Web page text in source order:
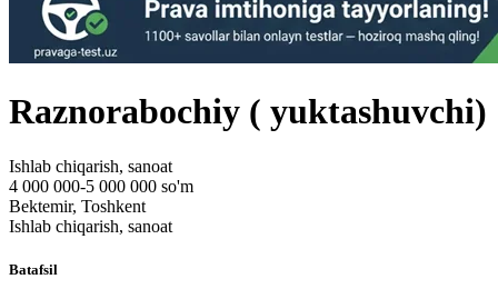
Raznorabochiy ( yuktashuvchi)
Ishlab chiqarish, sanoat
4 000 000-5 000 000 so'm
Bektemir, Toshkent
Ishlab chiqarish, sanoat
Batafsil